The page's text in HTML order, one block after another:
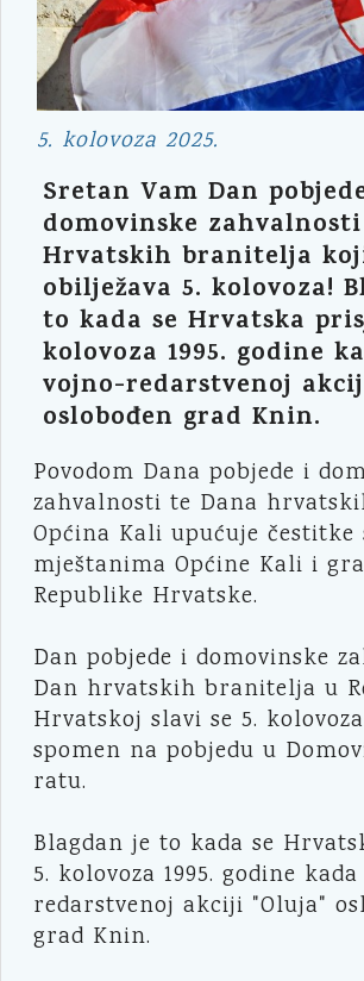
5. kolovoza 2025.
Sretan Vam Dan
domovinske
Hrvatskih branitelja
obilježava 5. kolovoza!
to kada se Hrvatska
kolovoza 1995. godine
vojno-redarstvenoj
oslobođen grad Knin.
Povodom Dana pobjede i
zahvalnosti te Dana
Općina Kali upućuje čestitke
mještanima Općine Kali i
Republike Hrvatske.
Dan pobjede i domovinske
Dan hrvatskih branitelja u
Hrvatskoj slavi se 5.
spomen na pobjedu u
ratu.
Blagdan je to kada se
5. kolovoza 1995. godine
redarstvenoj akciji "Oluja"
grad Knin.